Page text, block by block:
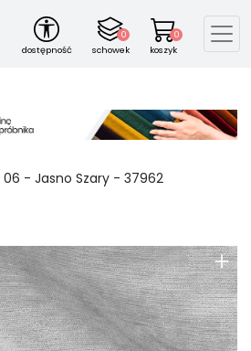
dostępność
0
schowek
0
koszyk
06 - Jasno Szary - 37962
+